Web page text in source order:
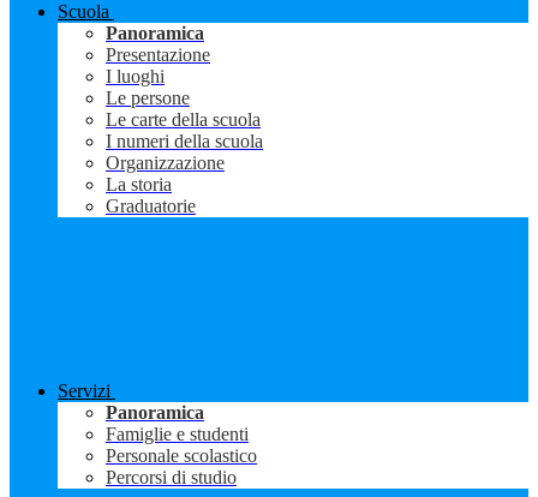
Scuola
Panoramica
Presentazione
I luoghi
Le persone
Le carte della scuola
I numeri della scuola
Organizzazione
La storia
Graduatorie
Servizi
Panoramica
Famiglie e studenti
Personale scolastico
Percorsi di studio